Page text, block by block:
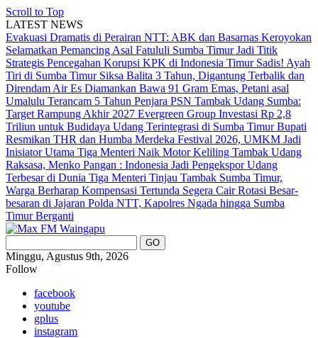
Scroll to Top
LATEST NEWS
Evakuasi Dramatis di Perairan NTT: ABK dan Basarnas Keroyokan
Selamatkan Pemancing Asal Fatululi Sumba Timur Jadi Titik
Strategis Pencegahan Korupsi KPK di Indonesia Timur Sadis! Ayah
Tiri di Sumba Timur Siksa Balita 3 Tahun, Digantung Terbalik dan
Direndam Air Es Diamankan Bawa 91 Gram Emas, Petani asal
Umalulu Terancam 5 Tahun Penjara PSN Tambak Udang Sumba:
Target Rampung Akhir 2027 Evergreen Group Investasi Rp 2,8
Triliun untuk Budidaya Udang Terintegrasi di Sumba TimurBupati
Resmikan THR dan Humba Merdeka Festival 2026, UMKM Jadi
Inisiator Utama Tiga Menteri Naik Motor Keliling Tambak Udang
Raksasa, Menko Pangan : Indonesia Jadi Pengekspor Udang
Terbesar di Dunia Tiga Menteri Tinjau Tambak Sumba Timur,
Warga Berharap Kompensasi Tertunda Segera CairRotasi Besar-
besaran di Jajaran Polda NTT, Kapolres Ngada hingga Sumba
Timur Berganti
Minggu, Agustus 9th, 2026
Follow
facebook
youtube
gplus
instagram